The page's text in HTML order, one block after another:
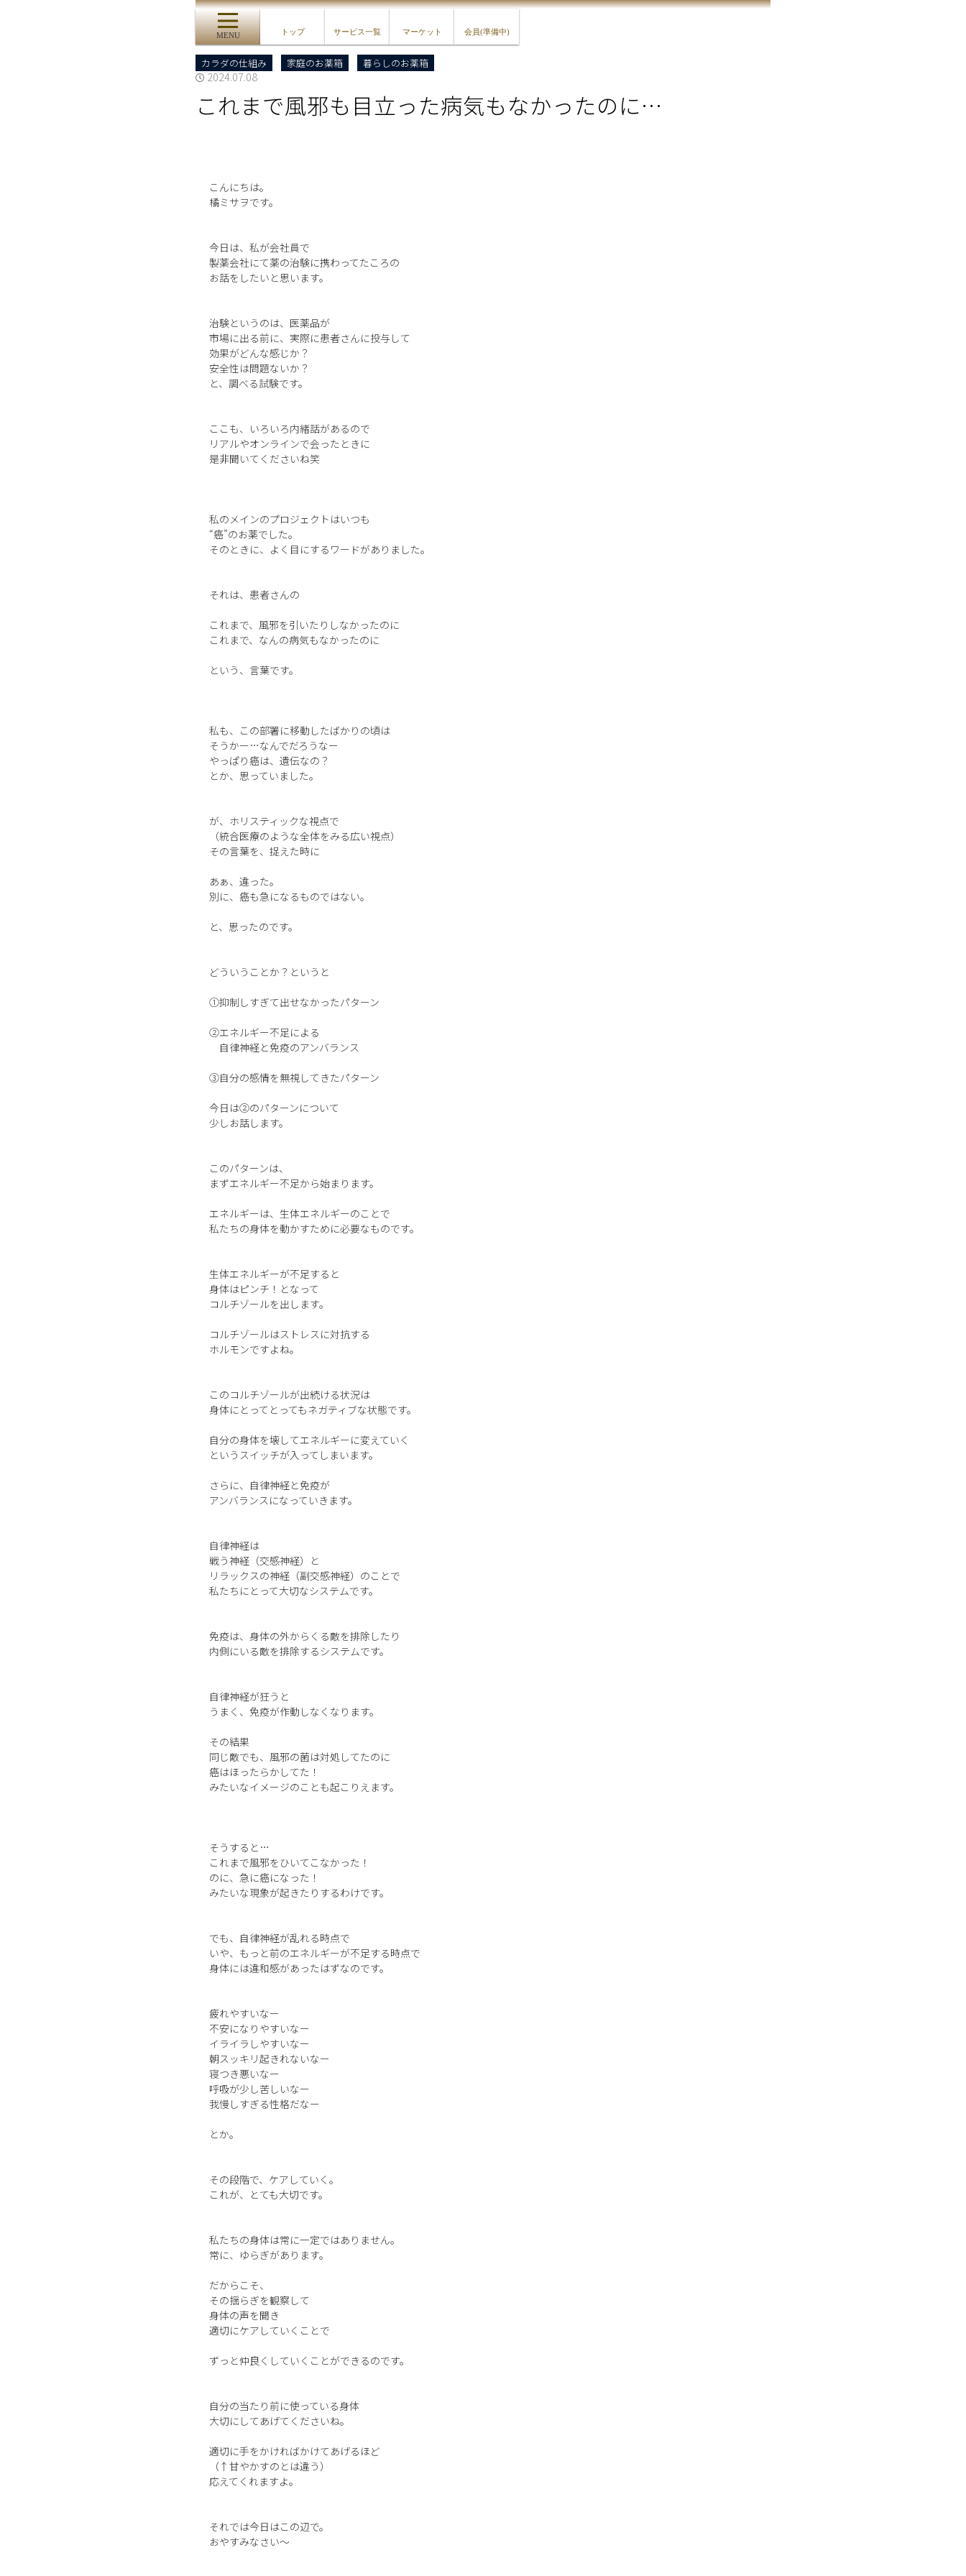
MENU トップ サービス一覧 マーケット 会員(準備中)
カラダの仕組み 家庭のお薬箱 暮らしのお薬箱
2024.07.08
これまで風邪も目立った病気もなかったのに…
こんにちは。
橘ミサヲです。
今日は、私が会社員で
製薬会社にて薬の治験に携わってたころの
お話をしたいと思います。
治験というのは、医薬品が
市場に出る前に、実際に患者さんに投与して
効果がどんな感じか？
安全性は問題ないか？
と、調べる試験です。
ここも、いろいろ内緒話があるので
リアルやオンラインで会ったときに
是非聞いてくださいね笑
私のメインのプロジェクトはいつも
“癌”のお薬でした。
そのときに、よく目にするワードがありました。
それは、患者さんの
これまで、風邪を引いたりしなかったのに
これまで、なんの病気もなかったのに
という、言葉です。
私も、この部署に移動したばかりの頃は
そうかー…なんでだろうなー
やっぱり癌は、遺伝なの？
とか、思っていました。
が、ホリスティックな視点で
（統合医療のような全体をみる広い視点）
その言葉を、捉えた時に
あぁ、違った。
別に、癌も急になるものではない。
と、思ったのです。
どういうことか？というと
①抑制しすぎて出せなかったパターン
②エネルギー不足による
自律神経と免疫のアンバランス
③自分の感情を無視してきたパターン
今日は②のパターンについて
少しお話します。
このパターンは、
まずエネルギー不足から始まります。
エネルギーは、生体エネルギーのことで
私たちの身体を動かすために必要なものです。
生体エネルギーが不足すると
身体はピンチ！となって
コルチゾールを出します。
コルチゾールはストレスに対抗する
ホルモンですよね。
このコルチゾールが出続ける状況は
身体にとってとってもネガティブな状態です。
自分の身体を壊してエネルギーに変えていく
というスイッチが入ってしまいます。
さらに、自律神経と免疫が
アンバランスになっていきます。
自律神経は
戦う神経（交感神経）と
リラックスの神経（副交感神経）のことで
私たちにとって大切なシステムです。
免疫は、身体の外からくる敵を排除したり
内側にいる敵を排除するシステムです。
自律神経が狂うと
うまく、免疫が作動しなくなります。
その結果
同じ敵でも、風邪の菌は対処してたのに
癌はほったらかしてた！
みたいなイメージのことも起こりえます。
そうすると…
これまで風邪をひいてこなかった！
のに、急に癌になった！
みたいな現象が起きたりするわけです。
でも、自律神経が乱れる時点で
いや、もっと前のエネルギーが不足する時点で
身体には違和感があったはずなのです。
疲れやすいなー
不安になりやすいなー
イライラしやすいなー
朝スッキリ起きれないなー
寝つき悪いなー
呼吸が少し苦しいなー
我慢しすぎる性格だなー
とか。
その段階で、ケアしていく。
これが、とても大切です。
私たちの身体は常に一定ではありません。
常に、ゆらぎがあります。
だからこそ、
その揺らぎを観察して
身体の声を聞き
適切にケアしていくことで
ずっと仲良くしていくことができるのです。
自分の当たり前に使っている身体
大切にしてあげてくださいね。
適切に手をかければかけてあげるほど
（↑甘やかすのとは違う）
応えてくれますよ。
それでは今日はこの辺で。
おやすみなさい〜